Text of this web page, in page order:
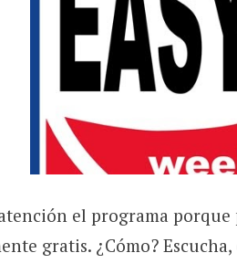
el programa
gratis. ¿Cómo?